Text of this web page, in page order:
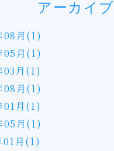
アーカイブ
08月(1)
05月(1)
03月(1)
08月(1)
01月(1)
05月(1)
01月(1)